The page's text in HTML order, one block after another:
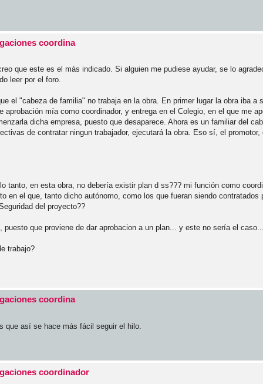
coordina
que este es el más indicado. Si alguien me pudiese ayudar, se lo
leer por el foro.
el "cabeza de familia" no trabaja en la obra. En primer lugar la obra iba a
mía como coordinador, y entrega en el Colegio, en el que me
dicha empresa, puesto que desaparece. Ahora es un familiar del
de contratar ningun trabajador, ejecutará la obra. Eso sí, el promotor,
tanto, en esta obra, no debería existir plan d ss??? mi función como
en el que, tanto dicho autónomo, como los que fueran siendo contratados
del proyecto??
que proviene de dar aprobacion a un plan... y este no sería el
trabajo?
coordina
que así se hace más fácil seguir el hilo.
coordinador